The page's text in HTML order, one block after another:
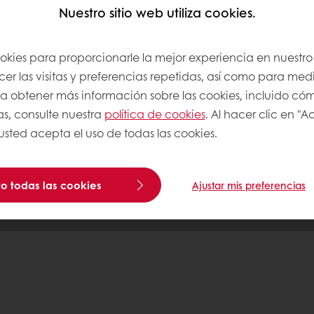
cacao que datan del año 2000 a. C. se
Nuestro sitio web utiliza cookies.
para proporcionarle la mejor experiencia en
las visitas y preferencias repetidas, así como para
obtener más información sobre las cookies, incluido
consulte nuestra política de cookies. Al hacer clic en
acepta el uso de todas las cookies.
todas las cookies Ajustar mis preferencias